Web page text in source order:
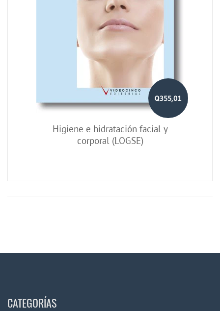
Q355,01
Higiene e hidratación facial y
corporal (LOGSE)
CATEGORÍAS